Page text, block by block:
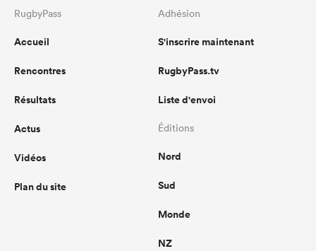
RugbyPass
Accueil
Rencontres
Résultats
Actus
Vidéos
Plan du site
Adhésion
S'inscrire maintenant
RugbyPass.tv
Liste d'envoi
Éditions
Nord
Sud
Monde
NZ